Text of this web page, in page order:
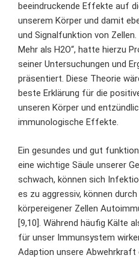
beeindruckende Effekte auf
unserem Körper und damit
und Signalfunktion von Zellen.
Mehr als H2O“, hatte hierzu
seiner Untersuchungen und
präsentiert. Diese Theorie
beste Erklärung für die
unseren Körper und
immunologische Effekte.
Ein gesundes und gut
eine wichtige Säule unserer
schwach, können sich
es zu aggressiv, können
körpereigener Zellen
[9,10]. Während häufig Kälte
für unser Immunsystem
Adaption unsere Abwehrkraft